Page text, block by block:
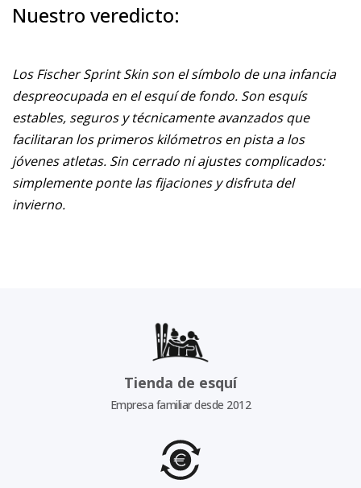
Nuestro veredicto:
Los Fischer Sprint Skin son el símbolo de una infancia
despreocupada en el esquí de fondo. Son esquís
estables, seguros y técnicamente avanzados que
facilitaran los primeros kilómetros en pista a los
jóvenes atletas. Sin cerrado ni ajustes complicados:
simplemente ponte las fijaciones y disfruta del
invierno.
Tienda de esquí
Empresa familiar desde 2012